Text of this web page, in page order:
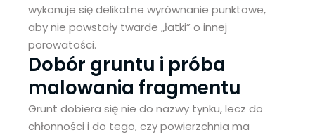
wykonuje się delikatne wyrównanie punktowe,
aby nie powstały twarde „łatki” o innej
porowatości.
Dobór gruntu i próba
malowania fragmentu
Grunt dobiera się nie do nazwy tynku, lecz do
chłonności i do tego, czy powierzchnia ma